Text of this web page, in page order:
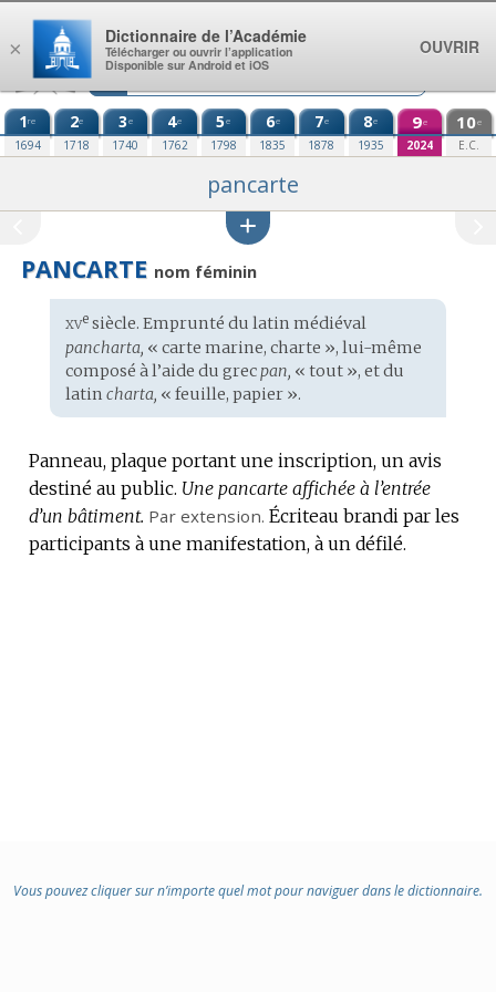
Aller au contenu
1re
1694
2e
1718
3e
1740
4e
1762
5e
1798
6e
1835
7e
1878
8e
1935
9e
2024
10e
E.C.
pancarte
PANCARTE nom féminin
Étymologie
:
xvesiècle. Emprunté du latin médiéval
pancharta, « carte marine, charte », lui-même
composé à l’aide du grecpan, « tout », et du
latin charta, « feuille, papier ».
Panneau, plaque portant une inscription, un avis
destiné au public. Une pancarte affichée à l’entrée
d’un bâtiment. Par extension. Écriteau brandi par les
participants à une manifestation, à un défilé.
Vous pouvez cliquer sur n’importe quel mot pour naviguer dans le dictionnaire.
×
Dictionnaire de l’Académie
Télécharger ou ouvrir l’application
Disponible sur Android et iOS
OUVRIR